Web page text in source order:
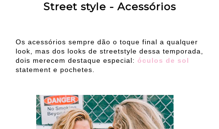
Street style - Acessórios
Os acessórios sempre dão o toque final a qualquer
look, mas dos looks de streetstyle dessa temporada,
dois merecem destaque especial: óculos de sol
statement e pochetes.